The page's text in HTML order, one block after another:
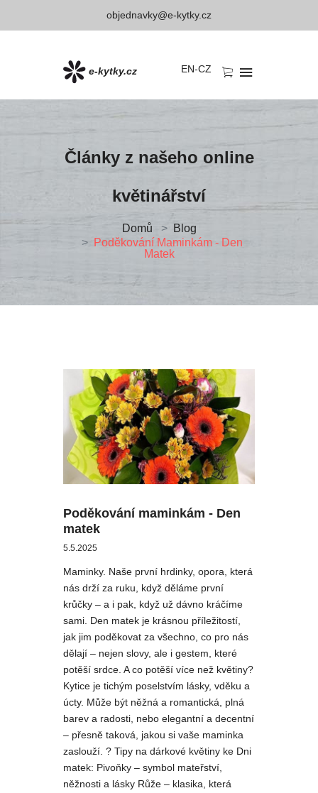
objednavky@e-kytky.cz
e-kytky.cz EN-CZ
Články z našeho online
květinářství
Domů
Blog
Poděkování Maminkám - Den
Matek
Poděkování maminkám - Den
matek
5.5.2025
Maminky. Naše první hrdinky, opora, která
nás drží za ruku, když děláme první
krůčky – a i pak, když už dávno kráčíme
sami. Den matek je krásnou příležitostí,
jak jim poděkovat za všechno, co pro nás
dělají – nejen slovy, ale i gestem, které
potěší srdce. A co potěší více než květiny?
Kytice je tichým poselstvím lásky, vděku a
úcty. Může být něžná a romantická, plná
barev a radosti, nebo elegantní a decentní
– přesně taková, jakou si vaše maminka
zaslouží. ? Tipy na dárkové květiny ke Dni
matek: Pivoňky – symbol mateřství,
něžnosti a lásky Růže – klasika, která